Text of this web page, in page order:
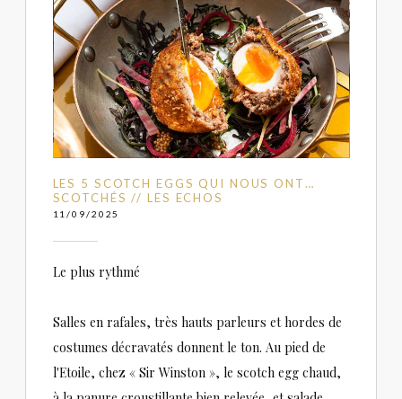
LES 5 SCOTCH EGGS QUI NOUS ONT…
SCOTCHÉS // LES ECHOS
11/09/2025
Le plus rythmé
Salles en rafales, très hauts parleurs et hordes de
costumes décravatés donnent le ton. Au pied de
l'Etoile, chez « Sir Winston », le scotch egg chaud,